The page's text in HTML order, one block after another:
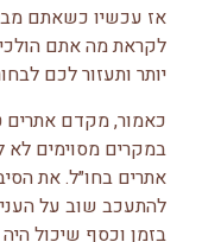
אז עכשיו כשאתם
לקראת מה אתם
יותר ותעזור לכם
כאמור, מקדם אתרים
במקרים מסוימים לא
אתרים בחו״ל. את
להתעכב שוב על
בזמן וכסף שיכול היה